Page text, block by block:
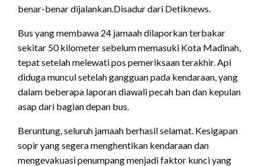
benar-benar dijalankan.Disadur dari Detiknews.
Bus yang membawa 24 jamaah dilaporkan terbakar
sekitar 50 kilometer sebelum memasuki Kota Madinah,
tepat setelah melewati pos pemeriksaan terakhir. Api
diduga muncul setelah gangguan pada kendaraan, yang
dalam beberapa laporan diawali pecah ban dan kepulan
asap dari bagian depan bus.
Beruntung, seluruh jamaah berhasil selamat. Kesigapan
sopir yang segera menghentikan kendaraan dan
mengevakuasi penumpang menjadi faktor kunci yang